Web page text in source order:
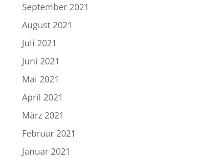
September 2021
August 2021
Juli 2021
Juni 2021
Mai 2021
April 2021
März 2021
Februar 2021
Januar 2021